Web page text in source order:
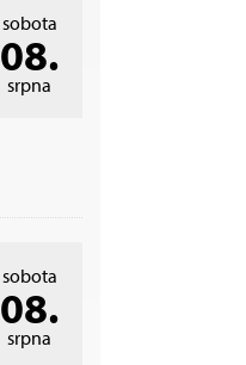
sobota
08.
srpna
sobota
08.
srpna